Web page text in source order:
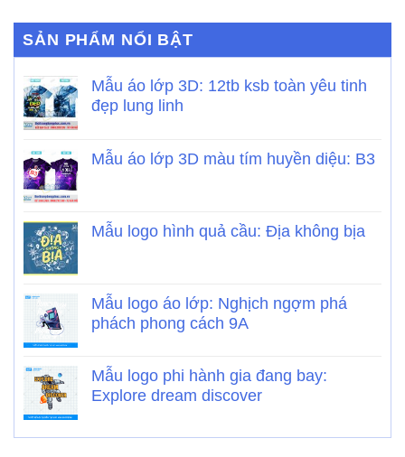
SẢN PHẨM NỔI BẬT
Mẫu áo lớp 3D: 12tb ksb toàn yêu tinh
đẹp lung linh
Mẫu áo lớp 3D màu tím huyền diệu: B3
Mẫu logo hình quả cầu: Địa không bịa
Mẫu logo áo lớp: Nghịch ngợm phá
phách phong cách 9A
Mẫu logo phi hành gia đang bay:
Explore dream discover